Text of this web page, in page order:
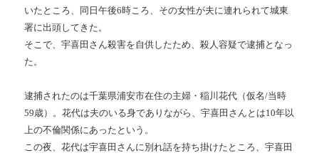
いたところ、同日午後6時ころ、その女性が夫に連れられて城東
署に出頭してきた。
そこで、宇喜田さん殺害を自供したため、殺人容疑で逮捕となっ
た。
逮捕されたのは千葉県浦安市在住の主婦・稲川花代（仮名/当時
59歳）。花代は夫のいる身でありながら、宇喜田さんとは10年以
上の不倫関係にあったという。
この夜、花代は宇喜田さんに別れ話を持ち掛けたところ、宇喜田